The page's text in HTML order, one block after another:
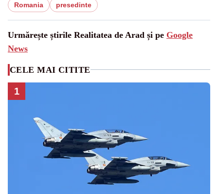
Romania
presedinte
Urmărește știrile Realitatea de Arad și pe Google
News
CELE MAI CITITE
1